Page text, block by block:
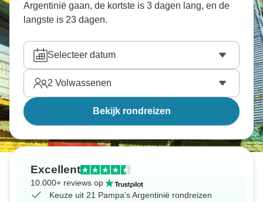
Argentinië gaan, de kortste is 3 dagen lang, en de
langste is 23 dagen.
Selecteer datum
2 Volwassenen
Bekijk rondreizen
Excellent
10.000+ reviews op
Keuze uit 21 Pampa's Argentinië rondreizen